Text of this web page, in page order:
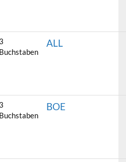
3
Buchstaben
ALL
3
Buchstaben
BOE